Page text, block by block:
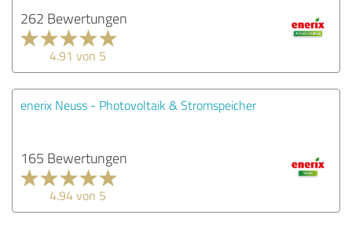
262 Bewertungen
4.91 von 5
enerix Neuss - Photovoltaik & Stromspeicher
165 Bewertungen
4.94 von 5